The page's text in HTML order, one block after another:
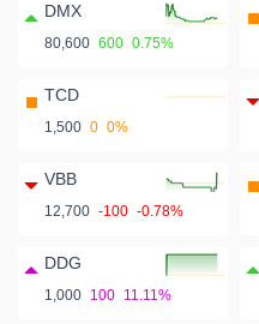
DMX
80,600 600 0.75%
TCD
1,500 0 0%
VBB
12,700 -100 -0.78%
DDG
1,000 100 11.11%